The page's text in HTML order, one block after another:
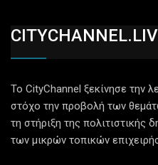
Το CityChannel ξεκίνησε την
στόχο την προβολή των
τη στήριξη της πολιτιστικής
των μικρών τοπικών